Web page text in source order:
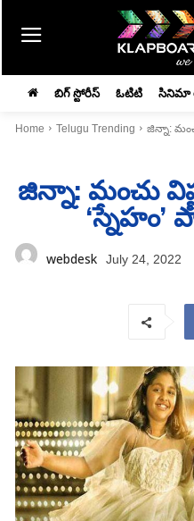
బిగ్ స్టోరీస్ ఓటిటి సినిమా
Home Telugu Trending జిన్నా:
జిన్నా: మంచు
‘స్నేహం’
webdesk July 24, 2022